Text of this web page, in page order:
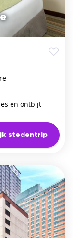
en ontbijt
stedentrip